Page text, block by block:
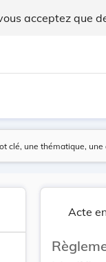
acceptez que
Acte